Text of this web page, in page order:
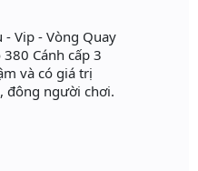
- Vip - Vòng Quay
Cánh cấp 3
và có giá trị
đông người chơi.